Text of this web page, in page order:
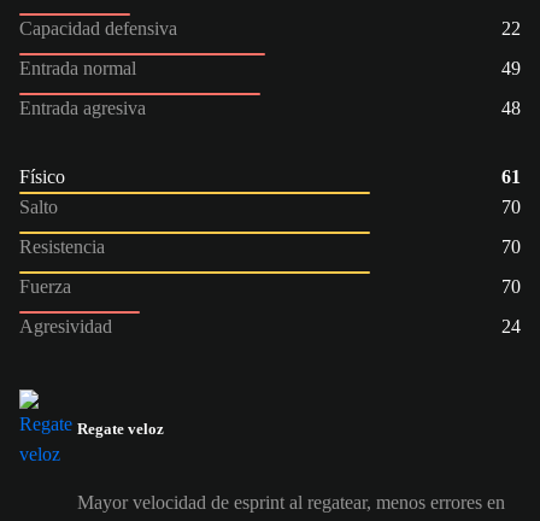
Capacidad defensiva
22
Entrada normal
49
Entrada agresiva
48
Físico
61
Salto
70
Resistencia
70
Fuerza
70
Agresividad
24
Regate veloz
Mayor velocidad de esprint al regatear, menos errores en